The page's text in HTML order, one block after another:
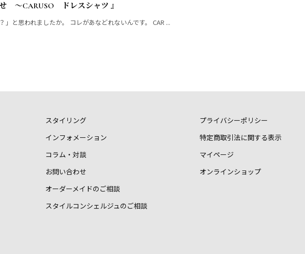
せ ～CARUSO ドレスシャツ 』
」と思われましたか。 コレがあなどれないんです。 CAR ...
スタイリング
インフォメーション
コラム・対談
お問い合わせ
オーダーメイドのご相談
スタイルコンシェルジュのご相談
プライバシーポリシー
特定商取引法に関する表示
マイページ
オンラインショップ